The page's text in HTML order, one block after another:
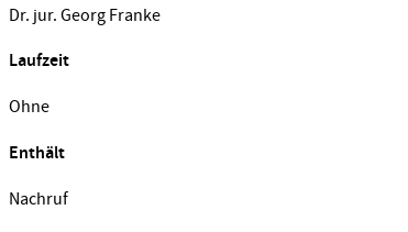
Dr. jur. Georg Franke
Laufzeit
Ohne
Enthält
Nachruf